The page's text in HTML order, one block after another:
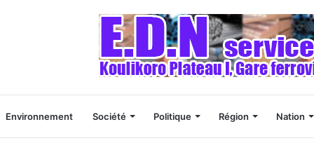
Environnement Société Politique Région Nation